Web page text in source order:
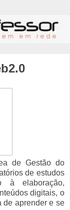
de Gestão do
de estudos
à elaboração,
digitais, o
de aprender e se